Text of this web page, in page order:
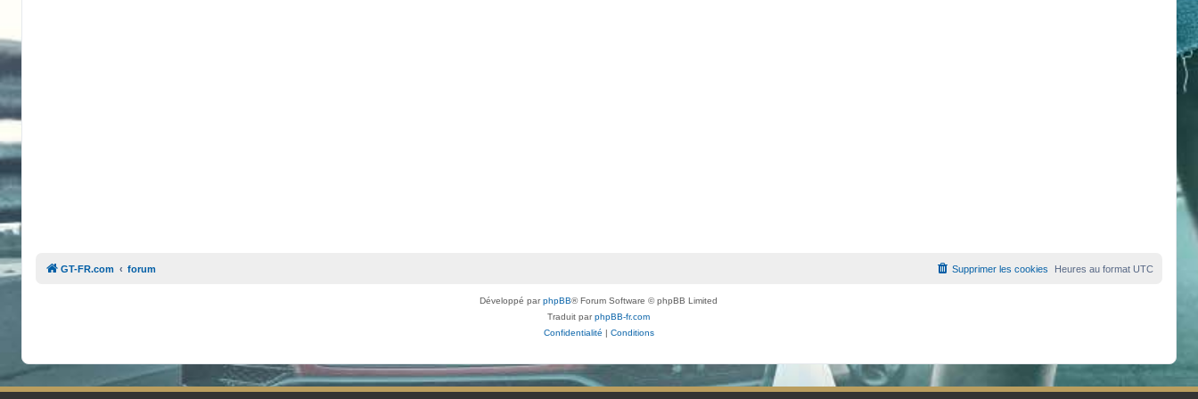
GT-FR.com forum Heures au format UTC
Supprimer les cookies
Développé parphpBB® Forum Software © phpBB Limited
Traduit parphpBB-fr.com
Confidentialité
Conditions